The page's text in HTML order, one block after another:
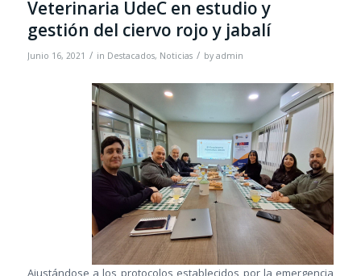
Veterinaria UdeC en estudio y
gestión del ciervo rojo y jabalí
Junio 16, 2021 / in Destacados, Noticias / by admin
Ajustándose a los protocolos establecidos por la emergencia